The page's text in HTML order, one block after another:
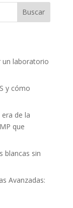
Buscar
un laboratorio
y cómo
de la
que
blancas sin
Avanzadas: